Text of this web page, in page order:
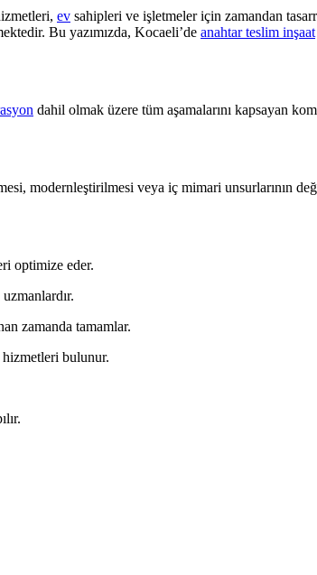
ev sahipleri ve işletmeler için zamandan
Bu yazımızda, Kocaeli’de anahtar teslim inşaat
dahil olmak üzere tüm aşamalarını kapsayan
modernleştirilmesi veya iç mimari unsurlarının
optimize eder.
zamanda tamamlar.
hizmetleri bulunur.